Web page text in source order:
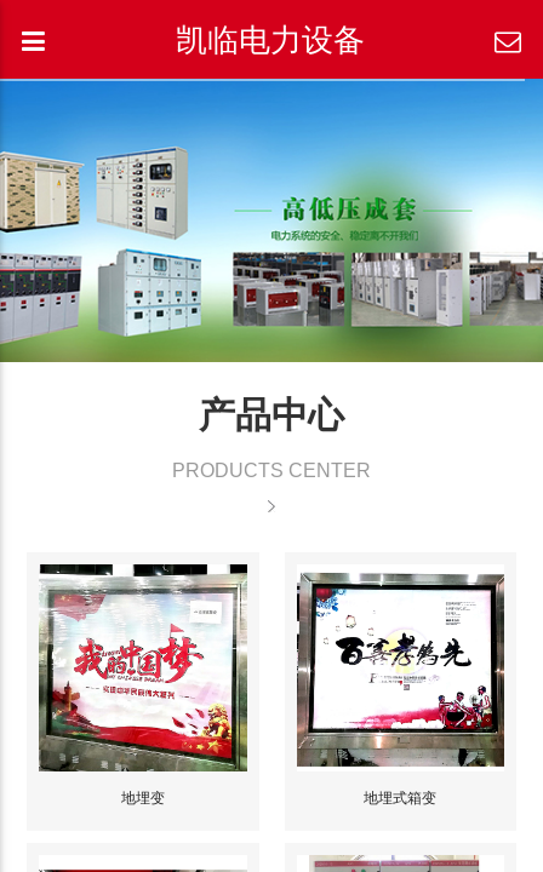
凯临电力设备
产品中心
PRODUCTS CENTER
地埋变 地埋式箱变